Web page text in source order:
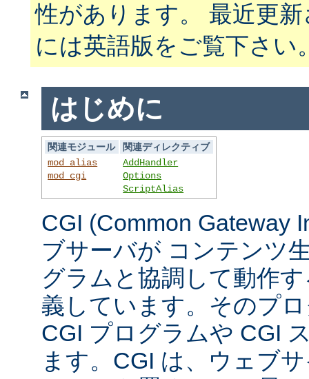
性があります。 最近更
には英語版をご覧下さい
はじめに
関連モジュール
関連ディレクティブ
mod_alias
mod_cgi
AddHandler
Options
ScriptAlias
CGI (Common Gateway
ブサーバが コンテンツ
グラムと協調して動作
義しています。そのプ
CGI プログラムや CGI
ます。CGI は、ウェブ